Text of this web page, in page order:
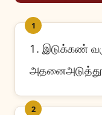
1
1. இடுக்கண்
2